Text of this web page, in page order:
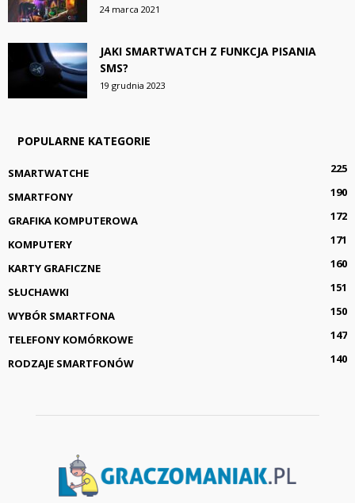
24 marca 2021
JAKI SMARTWATCH Z FUNKCJA PISANIA
SMS?
19 grudnia 2023
POPULARNE KATEGORIE
SMARTWATCHE
225
SMARTFONY
190
GRAFIKA KOMPUTEROWA
172
KOMPUTERY
171
KARTY GRAFICZNE
160
SŁUCHAWKI
151
WYBÓR SMARTFONA
150
TELEFONY KOMÓRKOWE
147
RODZAJE SMARTFONÓW
140